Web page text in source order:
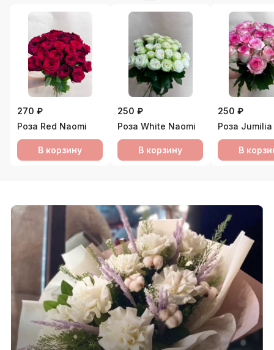
270 ₽
Роза Red Naomi
В корзину
250 ₽
Роза White Naomi
В корзину
250 ₽
Роза Jumilia
В